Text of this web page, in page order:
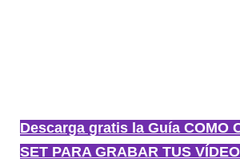
Descarga gratis la Guía COMO
SET PARA GRABAR TUS